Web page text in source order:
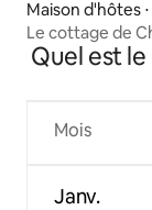
Maison d'hôtes
Le cottage de
Quel est
Mois
Janv.